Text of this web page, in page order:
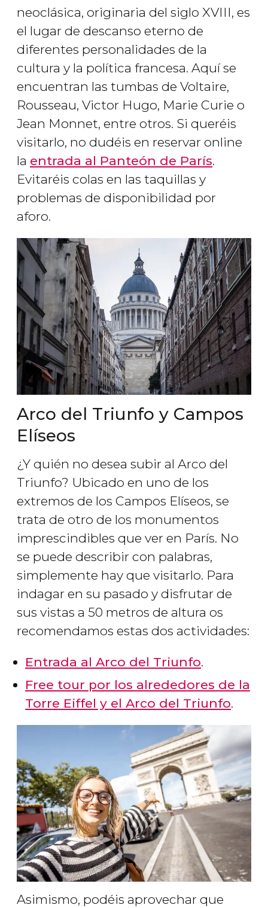
neoclásica, originaria del siglo XVIII, es
el lugar de descanso eterno de
diferentes personalidades de la
cultura y la política francesa. Aquí se
encuentran las tumbas de Voltaire,
Rousseau, Victor Hugo, Marie Curie o
Jean Monnet, entre otros. Si queréis
visitarlo, no dudéis en reservar online
la entrada al Panteón de París.
Evitaréis colas en las taquillas y
problemas de disponibilidad por
aforo.
Arco del Triunfo y Campos
Elíseos
¿Y quién no desea subir al Arco del
Triunfo? Ubicado en uno de los
extremos de los Campos Elíseos, se
trata de otro de los monumentos
imprescindibles que ver en París. No
se puede describir con palabras,
simplemente hay que visitarlo. Para
indagar en su pasado y disfrutar de
sus vistas a 50 metros de altura os
recomendamos estas dos actividades:
Entrada al Arco del Triunfo.
Free tour por los alrededores de la
Torre Eiffel y el Arco del Triunfo.
Asimismo, podéis aprovechar que